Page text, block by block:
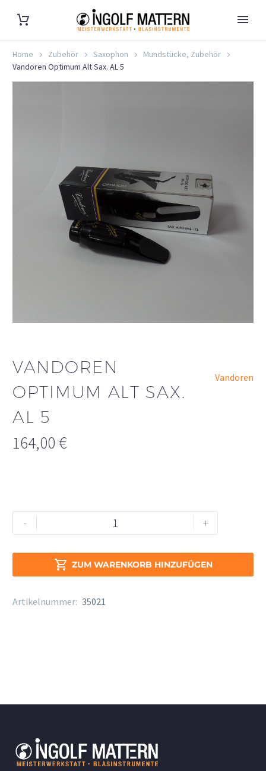
Home Zubehör Saxophon
Mundstücke, Zubehör
Vandoren Optimum Alt Sax. AL 5
VANDOREN
OPTIMUM ALT SAX.
AL 5
Vandoren
164,00 €
-
Vandoren
Optimum
AL
Menge
+
 ZUM WARENKORB HINZUFÜGEN
Alternative:
Artikelnummer: 35021